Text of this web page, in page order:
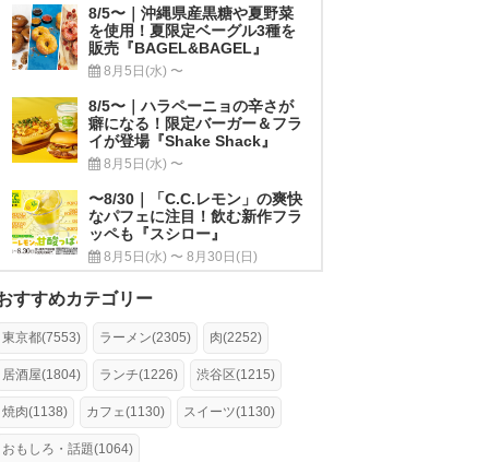
8/5〜｜沖縄県産黒糖や夏野菜
を使用！夏限定ベーグル3種を
販売『BAGEL&BAGEL』
8月5日(水) 〜
8/5〜｜ハラペーニョの辛さが
癖になる！限定バーガー＆フラ
イが登場『Shake Shack』
8月5日(水) 〜
〜8/30｜「C.C.レモン」の爽快
なパフェに注目！飲む新作フラ
ッペも『スシロー』
8月5日(水) 〜 8月30日(日)
すすめカテゴリー
東京都(7553) ラーメン(2305) 肉(2252)
居酒屋(1804) ランチ(1226) 渋谷区(1215)
焼肉(1138) カフェ(1130) スイーツ(1130)
おもしろ・話題(1064)